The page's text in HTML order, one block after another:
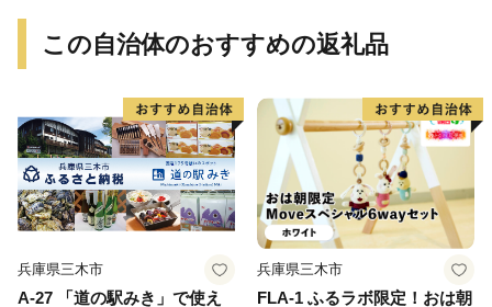
この自治体のおすすめの返礼品
兵庫県三木市
A-27 「道の駅みき」で使え
兵庫県三木市
FLA-1 ふるラボ限定！おは朝